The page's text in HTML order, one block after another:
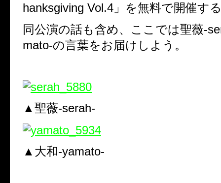
hanksgiving Vol.4 」を無料で開催す
同公演の話も含め、ここでは聖薇-
mato-の言葉をお届けしよう。
▲聖薇-serah-
▲大和-yamato-